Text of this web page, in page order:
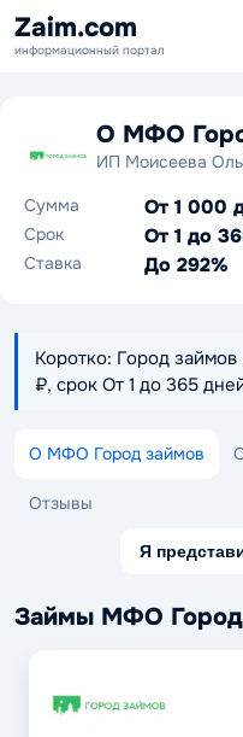
Zaim.com
информационный портал
О МФО
ИП Моисеева
Сумма
От 1 000
Срок От 1 до
Ставка До 292%
Коротко: Город
₽, срок От 1 до 365
О МФО Город займов
Отзывы
Я
Займы МФО Город